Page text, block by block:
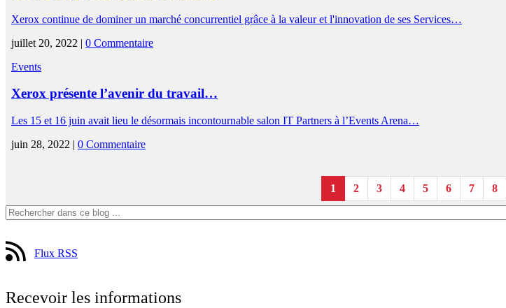
Xerox continue de dominer un marché concurrentiel grâce à la valeur et l'innovation de ses Services…
juillet 20, 2022 | 0 Commentaire
Events
Xerox présente l’avenir du travail…
Les 15 et 16 juin avait lieu le désormais incontournable salon IT Partners à l’Events Arena…
juin 28, 2022 | 0 Commentaire
1 2 3 4 5 6 7 8
Flux RSS
Recevoir les informations